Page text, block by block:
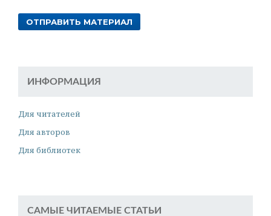
ОТПРАВИТЬ МАТЕРИАЛ
ИНФОРМАЦИЯ
Для читателей
Для авторов
Для библиотек
САМЫЕ ЧИТАЕМЫЕ СТАТЬИ